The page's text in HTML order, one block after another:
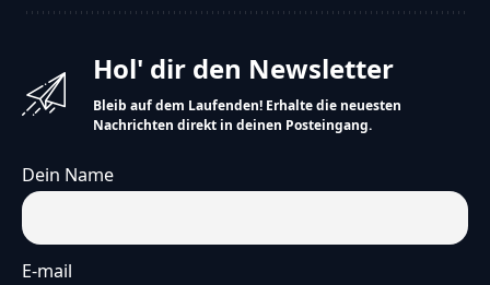
Hol' dir den Newsletter
Bleib auf dem Laufenden! Erhalte die neuesten
Nachrichten direkt in deinen Posteingang.
Dein Name
E-mail